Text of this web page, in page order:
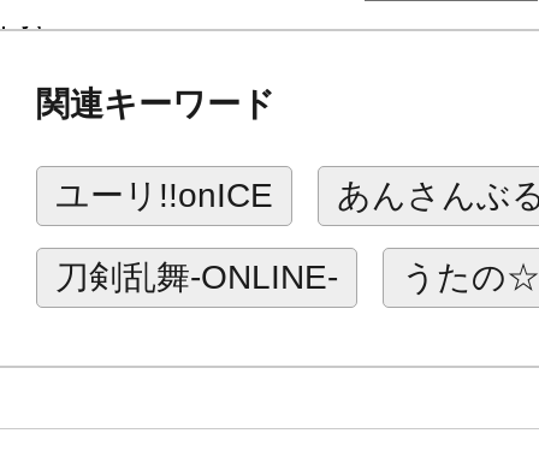
の全12種。
もちもち柔らか、手のひらサイズ
ストラップにもできる紐が付いてい
ぜひお好きな子たちをお手もとに迎
「もちフレ」とは…
関連キーワード
ユーリ!!onICE あんさんぶ
刀剣乱舞-ONLINE- うたの